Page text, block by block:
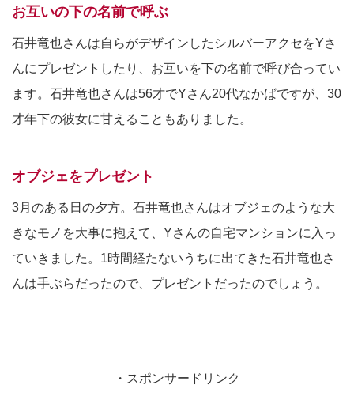
お互いの下の名前で呼ぶ
石井竜也さんは自らがデザインしたシルバーアクセをYさ
んにプレゼントしたり、お互いを下の名前で呼び合ってい
ます。石井竜也さんは56才でYさん20代なかばですが、30
才年下の彼女に甘えることもありました。
オブジェをプレゼント
3月のある日の夕方。石井竜也さんはオブジェのような大
きなモノを大事に抱えて、Yさんの自宅マンションに入っ
ていきました。1時間経たないうちに出てきた石井竜也さ
んは手ぶらだったので、プレゼントだったのでしょう。
・スポンサードリンク